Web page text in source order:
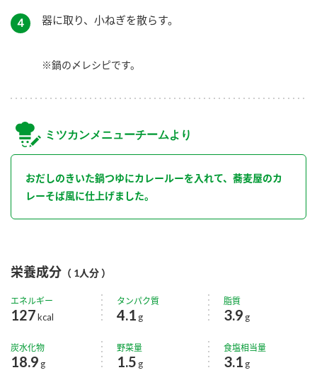
４ 器に取り、小ねぎを散らす。
※鍋の〆レシピです。
ミツカンメニューチームより
おだしのきいた鍋つゆにカレールーを入れて、蕎麦屋のカ
レーそば風に仕上げました。
栄養成分 （ 1人分 ）
エネルギー
127kcal
タンパク質
4.1 g
脂質
3.9 g
炭水化物
18.9 g
野菜量
1.5 g
食塩相当量
3.1 g